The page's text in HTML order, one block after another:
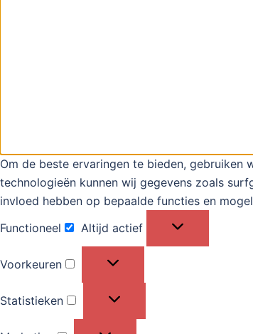
Om de beste ervaringen te bieden,
technologieën kunnen wij gegevens zoals
invloed hebben op bepaalde functies en
Functioneel
Functioneel
Altijd actief
Voorkeuren
Statistieken